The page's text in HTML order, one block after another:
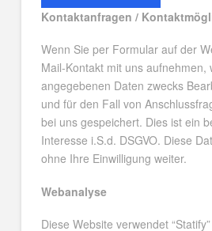
Kontaktanfragen /
Wenn Sie per Formular auf der
Mail-Kontakt mit uns aufnehmen,
angegebenen Daten zwecks
und für den Fall von
bei uns gespeichert. Dies ist ein
Interesse i.S.d. DSGVO. Diese
ohne Ihre Einwilligung weiter.
Webanalyse
Diese Web­site ver­wen­det